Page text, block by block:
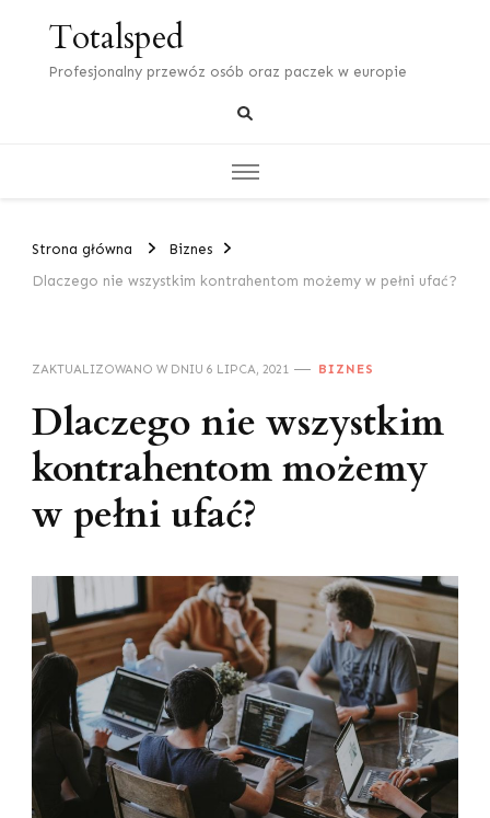
Totalsped
Profesjonalny przewóz osób oraz paczek w europie
Strona główna
Biznes
Dlaczego nie wszystkim kontrahentom możemy w pełni ufać?
ZAKTUALIZOWANO W DNIU 6 LIPCA, 2021 BIZNES
Dlaczego nie wszystkim
kontrahentom możemy
w pełni ufać?